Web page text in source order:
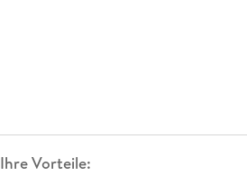
Ihre Vorteile: